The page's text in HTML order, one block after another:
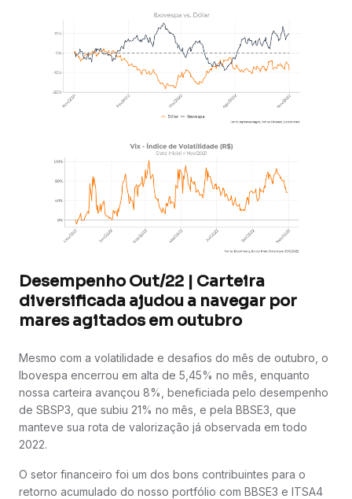
Desempenho Out/22 | Carteira
diversificada ajudou a navegar por
mares agitados em outubro
Mesmo com a volatilidade e desafios do mês de outubro, o
Ibovespa encerrou em alta de 5,45% no mês, enquanto
nossa carteira avançou 8%, beneficiada pelo desempenho
de SBSP3, que subiu 21% no mês, e pela BBSE3, que
manteve sua rota de valorização já observada em todo
2022.
O setor financeiro foi um dos bons contribuintes para o
retorno acumulado do nosso portfólio com BBSE3 e ITSA4